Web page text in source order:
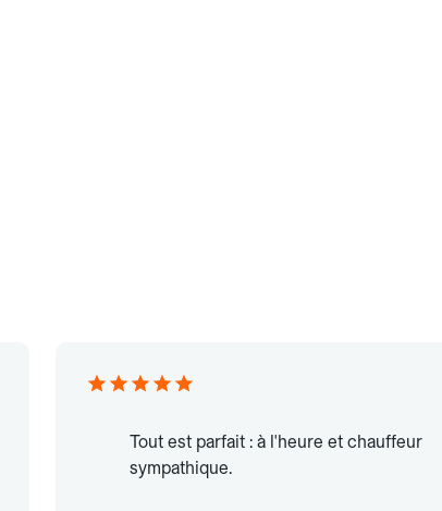
Tout est parfait : à l'heure et chauffeur
sympathique.